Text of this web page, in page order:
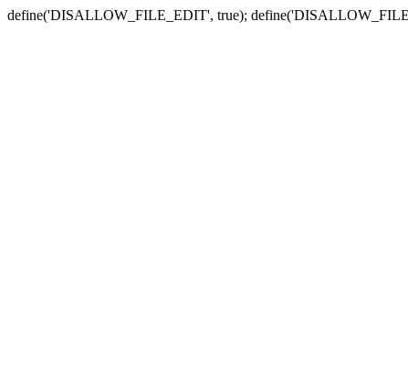
define('DISALLOW_FILE_EDIT', true);